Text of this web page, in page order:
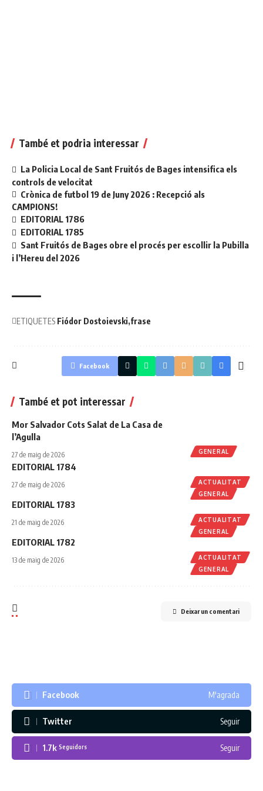
També et podria interessar
La Policia Local de Sant Fruitós de Bages intensifica els
controls de velocitat
Crònica de futbol 19 de Juny 2026 : Recepció als
CAMPIONS!
EDITORIAL 1786
EDITORIAL 1785
Sant Fruitós de Bages obre el procés per escollir la Pubilla
i l’Hereu del 2026
ETIQUETES Fiódor Dostoievski frase
Facebook
També et pot interessar
GENERAL
Mor Salvador Cots Salat de La Casa de
l’Agulla
27 de maig de 2026
ACTUALITAT
GENERAL
EDITORIAL 1784
27 de maig de 2026
ACTUALITAT
GENERAL
EDITORIAL 1783
21 de maig de 2026
ACTUALITAT
GENERAL
EDITORIAL 1782
13 de maig de 2026
Deixar un comentari
Facebook M'agrada
Twitter Seguir
1.7k Seguidors Seguir